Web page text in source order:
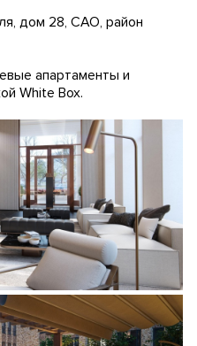
дом 28, САО, район
апартаменты и
White Box.